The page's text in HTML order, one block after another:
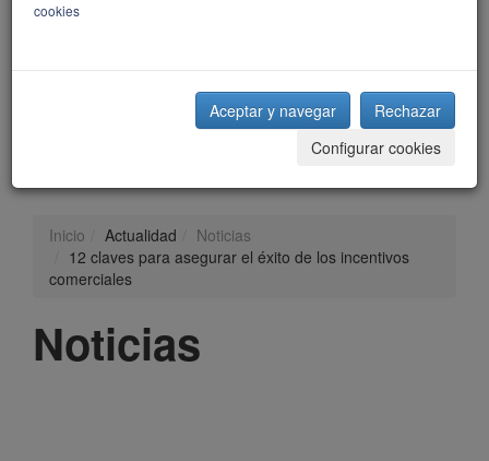
Inicio Actualidad
Noticias
12 claves para asegurar el éxito de los incentivos
comerciales
Noticias
cookies
Aceptar y navegar
Rechazar
Configurar cookies